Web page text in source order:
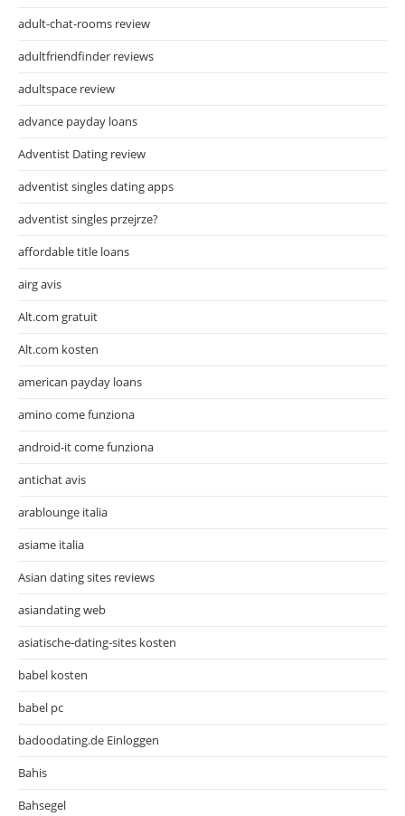
adult-chat-rooms review
adultfriendfinder reviews
adultspace review
advance payday loans
Adventist Dating review
adventist singles dating apps
adventist singles przejrze?
affordable title loans
airg avis
Alt.com gratuit
Alt.com kosten
american payday loans
amino come funziona
android-it come funziona
antichat avis
arablounge italia
asiame italia
Asian dating sites reviews
asiandating web
asiatische-dating-sites kosten
babel kosten
babel pc
badoodating.de Einloggen
Bahis
Bahsegel